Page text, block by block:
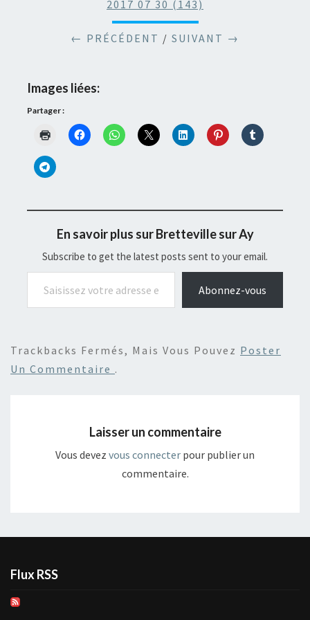
2017 07 30 (143)
← PRÉCÉDENT / SUIVANT →
Images liées:
Partager :
En savoir plus sur Bretteville sur Ay
Subscribe to get the latest posts sent to your email.
Saisissez votre adresse e-mail…
Abonnez-vous
Trackbacks Fermés, Mais Vous Pouvez Poster
Un Commentaire .
Laisser un commentaire
Vous devez vous connecter pour publier un
commentaire.
Flux RSS